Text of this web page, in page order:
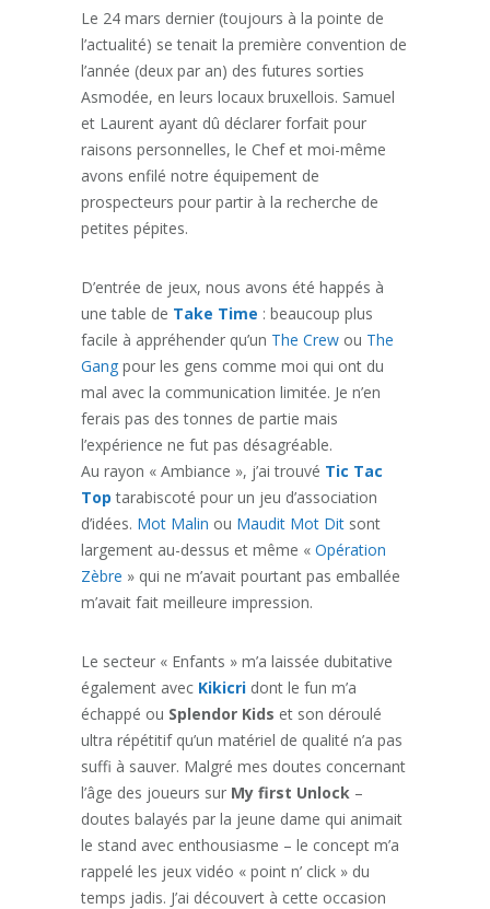
Le 24 mars dernier (toujours à la pointe de
l’actualité) se tenait la première convention de
l’année (deux par an) des futures sorties
Asmodée, en leurs locaux bruxellois. Samuel
et Laurent ayant dû déclarer forfait pour
raisons personnelles, le Chef et moi-même
avons enfilé notre équipement de
prospecteurs pour partir à la recherche de
petites pépites.
D’entrée de jeux, nous avons été happés à
une table de Take Time : beaucoup plus
facile à appréhender qu’un The Crew ou The
Gang pour les gens comme moi qui ont du
mal avec la communication limitée. Je n’en
ferais pas des tonnes de partie mais
l’expérience ne fut pas désagréable.
Au rayon « Ambiance », j’ai trouvé Tic Tac
Top tarabiscoté pour un jeu d’association
d’idées. Mot Malin ou Maudit Mot Dit sont
largement au-dessus et même « Opération
Zèbre » qui ne m’avait pourtant pas emballée
m’avait fait meilleure impression.
Le secteur « Enfants » m’a laissée dubitative
également avec Kikicri dont le fun m’a
échappé ou Splendor Kids et son déroulé
ultra répétitif qu’un matériel de qualité n’a pas
suffi à sauver. Malgré mes doutes concernant
l’âge des joueurs sur My first Unlock –
doutes balayés par la jeune dame qui animait
le stand avec enthousiasme – le concept m’a
rappelé les jeux vidéo « point n’ click » du
temps jadis. J’ai découvert à cette occasion